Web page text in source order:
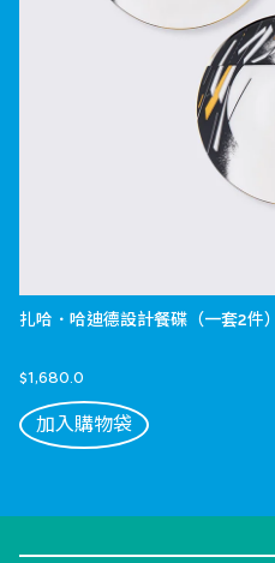
扎哈．哈迪德設計餐碟（一套2件）
$1,680.0
加入購物袋